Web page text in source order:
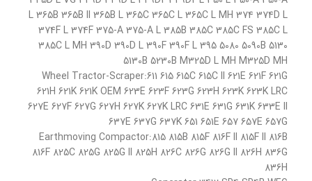
L 365B 365B II 365B L 365C 365C L 365C L MH 374 374D L
374F L 374F 375-A 375-A L 385B 385C 385C FS 385C L
385C L MH 390D 390D L 390F 390F L 395 5080 5090B 5130
5130B 5230B M325D L MH M325D MH
Wheel Tractor-Scraper:611 615 615C 615C II 621E 621F 621G
621H 621K 621K OEM 623E 623F 623G 623H 623K 623K LRC
627E 627F 627G 627H 627K 627K LRC 631E 631G 631K 633E II
637E 637G 637K 651 651E 657 657E 657G
Earthmoving Compactor:815 815B 815F 816F II 815F II 816B
816F 825C 825G 825G II 825H 826C 826G 826G II 826H 836G
836H